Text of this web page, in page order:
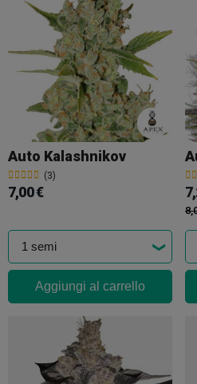
Auto Kalashnikov
(3)
7,00 €
Aggiungi al carrello